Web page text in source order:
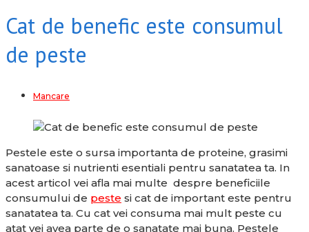
Cat de benefic este consumul
de peste
Mancare
Pestele este o sursa importanta de proteine, grasimi
sanatoase si nutrienti esentiali pentru sanatatea ta. In
acest articol vei afla mai multe despre beneficiile
consumului de peste si cat de important este pentru
sanatatea ta. Cu cat vei consuma mai mult peste cu
atat vei avea parte de o sanatate mai buna. Pestele